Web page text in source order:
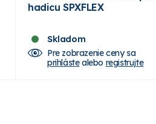
hadicu SPXFLEX
Skladom
Pre zobrazenie ceny sa
prihlástealebo registrujte